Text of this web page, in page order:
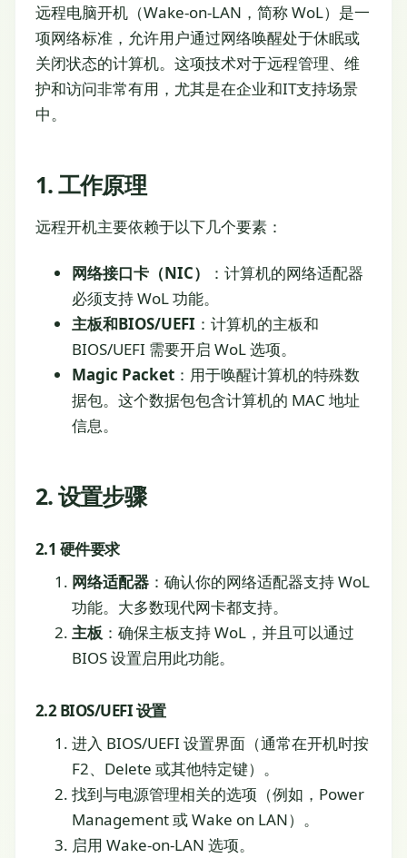
远程电脑开机（Wake-on-LAN，简称 WoL）是一
项网络标准，允许用户通过网络唤醒处于休眠或
关闭状态的计算机。这项技术对于远程管理、维
护和访问非常有用，尤其是在企业和IT支持场景
中。
1. 工作原理
远程开机主要依赖于以下几个要素：
网络接口卡（NIC）
：计算机的网络适配器
必须支持 WoL 功能。
主板和BIOS/UEFI ：计算机的主板和
BIOS/UEFI 需要开启 WoL 选项。
Magic Packet ：用于唤醒计算机的特殊数
据包。这个数据包包含计算机的 MAC 地址
信息。
2. 设置步骤
2.1 硬件要求
网络适配器 ：确认你的网络适配器支持 WoL
功能。大多数现代网卡都支持。
主板 ：确保主板支持 WoL，并且可以通过
BIOS 设置启用此功能。
2.2 BIOS/UEFI 设置
进入 BIOS/UEFI 设置界面（通常在开机时按
F2、Delete 或其他特定键）。
找到与电源管理相关的选项（例如，Power
Management 或 Wake on LAN）。
启用 Wake-on-LAN 选项。